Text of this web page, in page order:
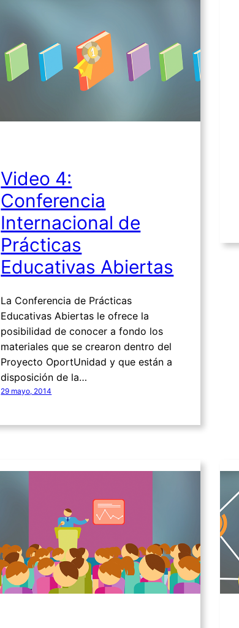
Video 4:
Conferencia
Internacional de
Prácticas
Educativas Abiertas
La Conferencia de Prácticas
Educativas Abiertas le ofrece la
posibilidad de conocer a fondo los
materiales que se crearon dentro del
Proyecto OportUnidad y que están a
disposición de la…
29 mayo, 2014